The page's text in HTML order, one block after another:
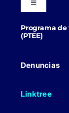
Trabaja con nosotros
Toggle
Navigation
Blog
Politicas Comerciales
Programa
(PTEE)
Denuncias
Linktree